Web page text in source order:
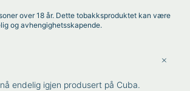
over 18 år. Dette tobakksproduktet kan være
og avhengighetsskapende.
endelig igjen produsert på Cuba.